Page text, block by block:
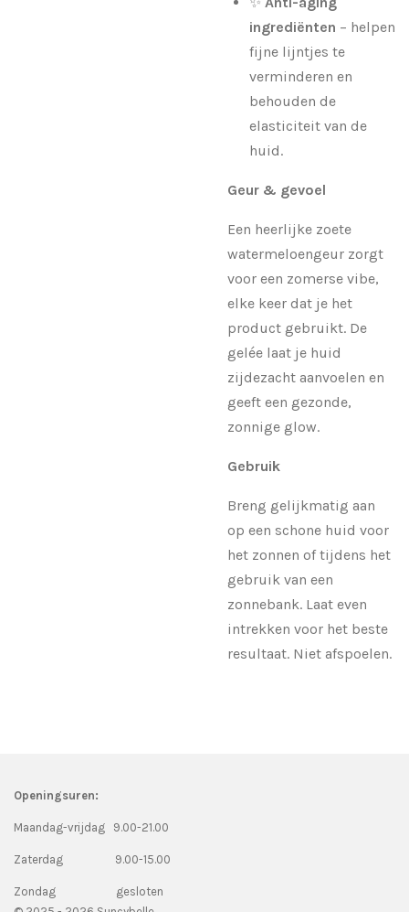
ingrediënten – helpen
fijne lijntjes te
verminderen en
behouden de
elasticiteit van de
huid.
Geur & gevoel
Een heerlijke zoete
watermeloengeur zorgt
voor een zomerse vibe,
elke keer dat je het
product gebruikt. De
gelée laat je huid
zijdezacht aanvoelen en
geeft een gezonde,
zonnige glow.
Gebruik
Breng gelijkmatig aan
op een schone huid voor
het zonnen of tijdens het
gebruik van een
zonnebank. Laat even
intrekken voor het beste
resultaat. Niet afspoelen.
Openingsuren:
Maandag-vrijdag 9.00-21.00
Zaterdag 9.00-15.00
Zondag gesloten